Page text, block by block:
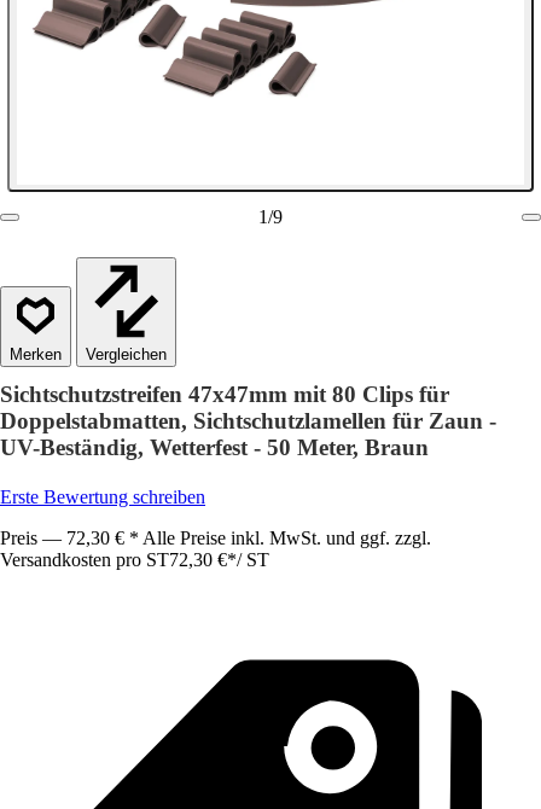
1/9
Vergleichen
Sichtschutzstreifen 47x47mm mit 80 Clips für
Doppelstabmatten, Sichtschutzlamellen für Zaun -
UV-Beständig, Wetterfest - 50 Meter, Braun
Erste Bewertung schreiben
Preis — 72,30 € * Alle Preise inkl. MwSt. und ggf. zzgl.
Versandkosten pro ST72,30 €*/ ST